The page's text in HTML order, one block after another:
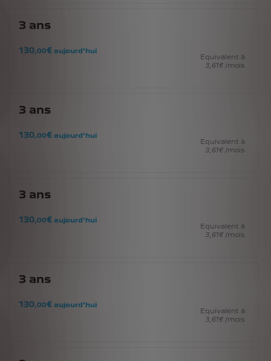
3 ans
130,00€ aujourd'hui
Equivalent à
3,61€ /mois
3 ans
130,00€ aujourd'hui
Equivalent à
3,61€ /mois
3 ans
130,00€ aujourd'hui
Equivalent à
3,61€ /mois
3 ans
130,00€ aujourd'hui
Equivalent à
3,61€ /mois